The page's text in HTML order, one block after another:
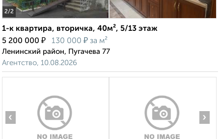
2/2
1-к квартира, вторичка, 40м², 5/13 этаж
5 200 000 ₽ 130 000 ₽ за м²
Ленинский район, Пугачева 77
Агентство, 10.08.2026
‹ ›